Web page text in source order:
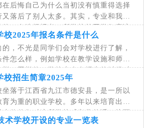
后悔自己为什么当初没有慎重得选择
落后了别人太多。其实，专业和我们
，在选择报考一所学校前同学们应该
业进行深思熟虑才
校2025年报名条件是什么
，不光是同学们会对学校进行了解，
怎么样，例如学校在教学设施和师资
，同样的，学校也会在招生的时候对
考同学的学历层次
校招生简章2025年
落于江西省九江市德安县，是一所以
为重的职业学校。多年以来培育出了
伙伴们对这所学校感兴趣的话，接下
入手对学校的基本
术学校开设的专业一览表